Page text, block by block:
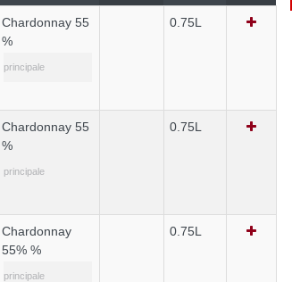
Chardonnay 55
%
principale
0.75L
Chardonnay 55
%
principale
0.75L
Chardonnay
55% %
principale
0.75L